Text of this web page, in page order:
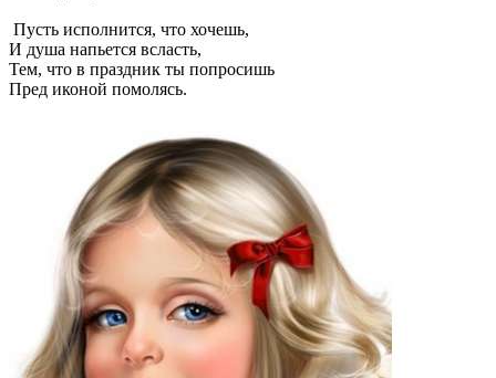
Пусть исполнится, что хочешь,
И душа напьется всласть,
Тем, что в праздник ты попросишь
Пред иконой помолясь.